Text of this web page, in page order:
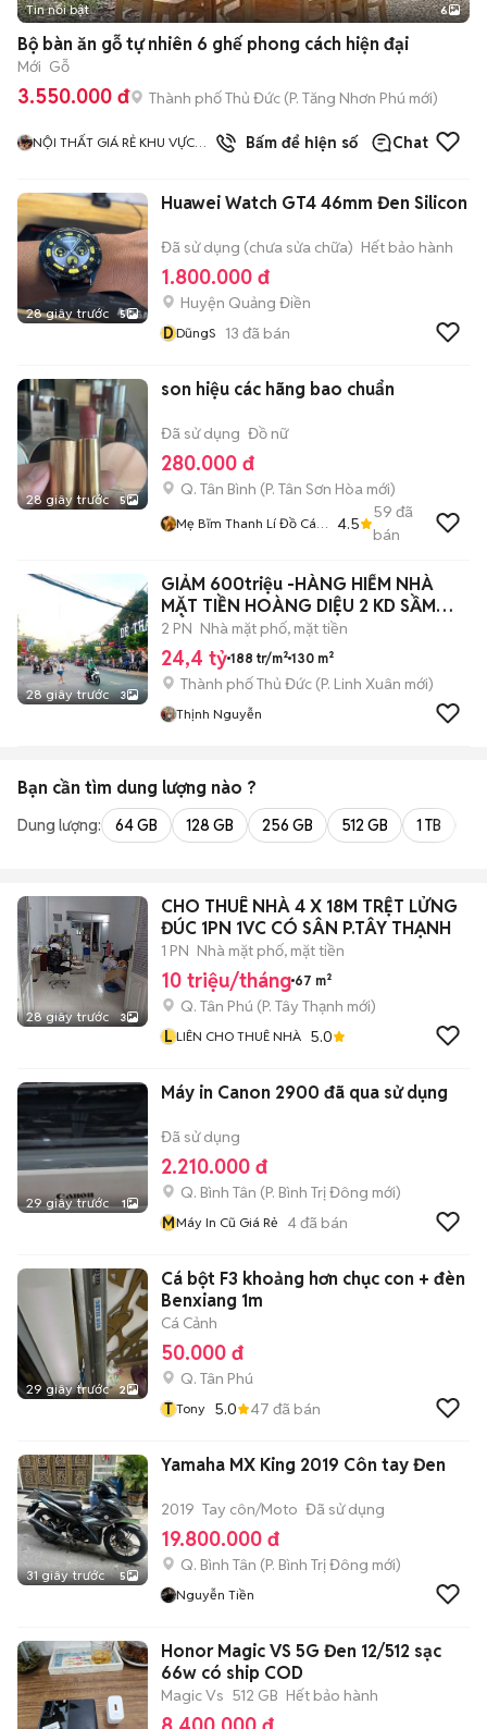
+2
Tin nổi bật 6
Bộ bàn ăn gỗ tự nhiên 6 ghế phong cách hiện đại
Mới Gỗ
3.550.000 đ Thành phố Thủ Đức (P. Tăng Nhơn Phú mới)
NỘI THẤT GIÁ RẺ KHU VỰC
1đã bán
Bấm để hiện số Chat
28 giây trước 5
Huawei Watch GT4 46mm Đen Silicon
Đã sử dụng (chưa sửa chữa) Hết bảo hành
1.800.000 đ
Huyện Quảng Điền
DDũngS 13 đã bán
28 giây trước 5
son hiệu các hãng bao chuẩn
Đã sử dụng Đồ nữ
280.000 đ
Q. Tân Bình (P. Tân Sơn Hòa mới)
Mẹ Bĩm Thanh Lí Đồ Cá
4.5
59 đã
bán
28 giây trước 3
GIẢM 600triệu -HÀNG HIẾM NHÀ
MẶT TIỀN HOÀNG DIỆU 2 KD SẦM
UẤT
2 PN Nhà mặt phố, mặt tiền
24,4 tỷ 188 tr/m² 130 m²
Thành phố Thủ Đức (P. Linh Xuân mới)
Thịnh Nguyễn
Bạn cần tìm dung lượng nào ?
Dung lượng: 64 GB 128 GB 256 GB 512 GB 1 TB
28 giây trước 3
CHO THUÊ NHÀ 4 X 18M TRỆT LỬNG
ĐÚC 1PN 1VC CÓ SÂN P.TÂY THẠNH
1 PN Nhà mặt phố, mặt tiền
10 triệu/tháng 67 m²
Q. Tân Phú (P. Tây Thạnh mới)
L LIÊN CHO THUÊ NHÀ 5.0
29 giây trước 1
Máy in Canon 2900 đã qua sử dụng
Đã sử dụng
2.210.000 đ
Q. Bình Tân (P. Bình Trị Đông mới)
MMáy In Cũ Giá Rẻ 4đã bán
29 giây trước 2
Cá bột F3 khoảng hơn chục con + đèn
Benxiang 1m
Cá Cảnh
50.000 đ
Q. Tân Phú
T Tony 5.0 47 đã bán
31 giây trước 5
Yamaha MX King 2019 Côn tay Đen
2019 Tay côn/Moto Đã sử dụng
19.800.000 đ
Q. Bình Tân (P. Bình Trị Đông mới)
Nguyễn Tiền
Honor Magic VS 5G Đen 12/512 sạc
66w có ship COD
Magic Vs 512 GB Hết bảo hành